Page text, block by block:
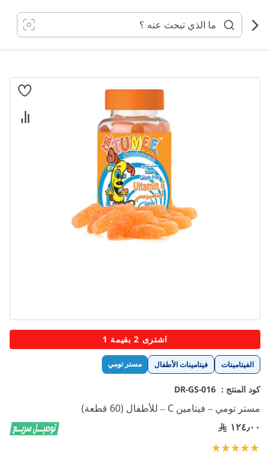
المحتوى
الفيتامينات فيتامينات الأطفال مستر تومي
كود المنتج : DR-GS-016
مستر تومي – فيتامين C – للأطفال (60 قطعة)
١٢٤٫٠٠
تقييم:
انتقل
تخطي
إلى
بداية
معرض
الصور
اشترى 2 بقيمة 1